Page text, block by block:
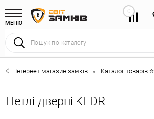
МЕНЮ
0
Інтернет магазин замків • Каталог товарів ⭐
Петлі дверні KEDR